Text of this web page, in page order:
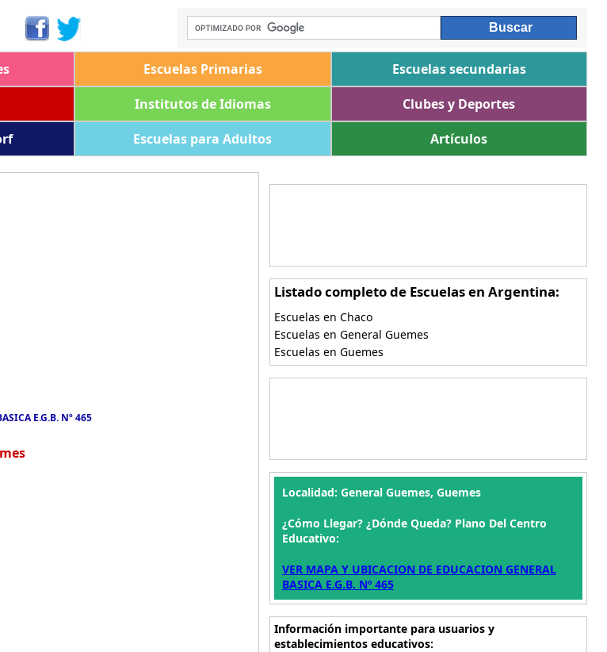
Escuelas Primarias
Escuelas secundarias
Institutos de Idiomas
Clubes y Deportes
Escuelas para Adultos Artículos
E.G.B. Nº 465
Listado completo de Escuelas en Argentina:
Escuelas en Chaco
Escuelas en General Guemes
Escuelas en Guemes
Localidad: General Guemes, Guemes
¿Cómo Llegar? ¿Dónde Queda? Plano Del Centro
Educativo:
VER MAPA Y UBICACION DE EDUCACION GENERAL
BASICA E.G.B. Nº 465
Información importante para usuarios y
establecimientos educativos: